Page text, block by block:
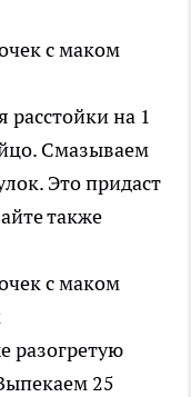
расстойки на 1
Смазываем
Это придаст
также
разогретую
25